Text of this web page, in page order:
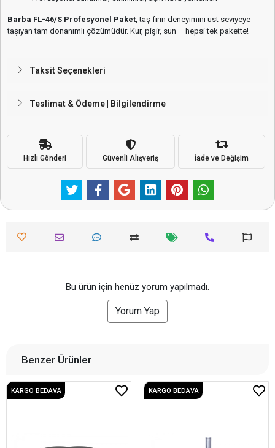
Barba FL-46/S Profesyonel Paket , taş fırın deneyimini üst seviyeye
taşıyan tam donanımlı çözümüdür. Kur, pişir, sun – hepsi tek pakette!
Taksit Seçenekleri
Teslimat & Ödeme | Bilgilendirme
Hızlı Gönderi Güvenli Alışveriş İade ve Değişim
Bu ürün için henüz yorum yapılmadı.
Yorum Yap
Benzer Ürünler
KARGO BEDAVA KARGO BEDAVA